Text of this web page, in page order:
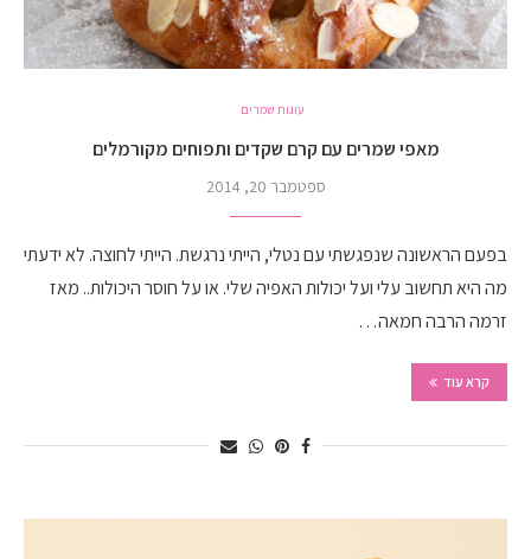
עוגות שמרים
מאפי שמרים עם קרם שקדים ותפוחים מקורמלים
ספטמבר 20, 2014
בפעם הראשונה שנפגשתי עם נטלי, הייתי נרגשת. הייתי לחוצה. לא ידעתי
מה היא תחשוב עלי ועל יכולות האפיה שלי. או על חוסר היכולות.. מאז
זרמה הרבה חמאה…
קרא עוד